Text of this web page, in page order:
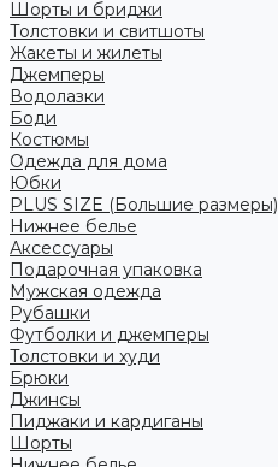
Шорты и бриджи
Толстовки и свитшоты
Жакеты и жилеты
Джемперы
Водолазки
Боди
Костюмы
Одежда для дома
Юбки
PLUS SIZE (Большие размеры)
Нижнее белье
Аксессуары
Подарочная упаковка
Мужская одежда
Рубашки
Футболки и джемперы
Толстовки и худи
Брюки
Джинсы
Пиджаки и кардиганы
Шорты